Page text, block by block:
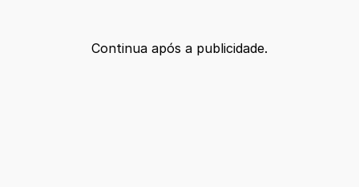
Continua após a publicidade.